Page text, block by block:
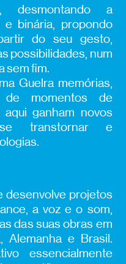
desmontando a
e binária, propondo
do seu gesto,
possibilidades, num
sem fim.
Guelra memórias,
momentos de
ganham novos
se transtornar e
desenvolve projetos
a voz e o som,
das suas obras em
Alemanha e Brasil.
essencialmente